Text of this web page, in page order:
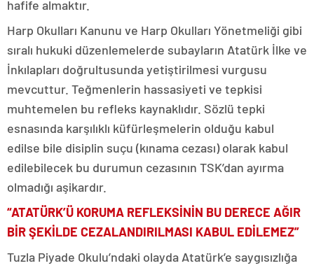
hafife almaktır.
Harp Okulları Kanunu ve Harp Okulları Yönetmeliği gibi
sıralı hukuki düzenlemelerde subayların Atatürk İlke ve
İnkılapları doğrultusunda yetiştirilmesi vurgusu
mevcuttur. Teğmenlerin hassasiyeti ve tepkisi
muhtemelen bu refleks kaynaklıdır. Sözlü tepki
esnasında karşılıklı küfürleşmelerin olduğu kabul
edilse bile disiplin suçu (kınama cezası) olarak kabul
edilebilecek bu durumun cezasının TSK’dan ayırma
olmadığı aşikardır.
“ATATÜRK’Ü KORUMA REFLEKSİNİN BU DERECE AĞIR
BİR ŞEKİLDE CEZALANDIRILMASI KABUL EDİLEMEZ”
Tuzla Piyade Okulu’ndaki olayda Atatürk’e saygısızlığa